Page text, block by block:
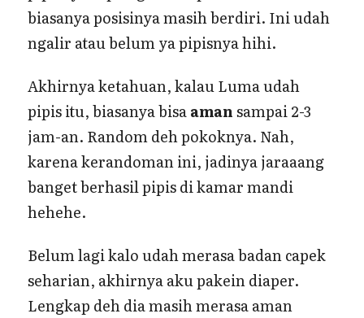
biasanya posisinya masih berdiri. Ini udah
ngalir atau belum ya pipisnya hihi.
Akhirnya ketahuan, kalau Luma udah
pipis itu, biasanya bisaamansampai 2-3
jam-an. Random deh pokoknya. Nah,
karena kerandoman ini, jadinya jaraaang
banget berhasil pipis di kamar mandi
hehehe.
Belum lagi kalo udah merasa badan capek
seharian, akhirnya aku pakein diaper.
Lengkap deh dia masih merasa aman